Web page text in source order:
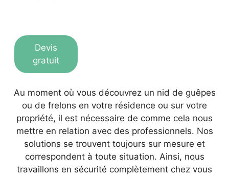
Devis
gratuit
Au moment où vous découvrez un nid de guêpes
ou de frelons en votre résidence ou sur votre
propriété, il est nécessaire de comme cela nous
mettre en relation avec des professionnels. Nos
solutions se trouvent toujours sur mesure et
correspondent à toute situation. Ainsi, nous
travaillons en sécurité complètement chez vous